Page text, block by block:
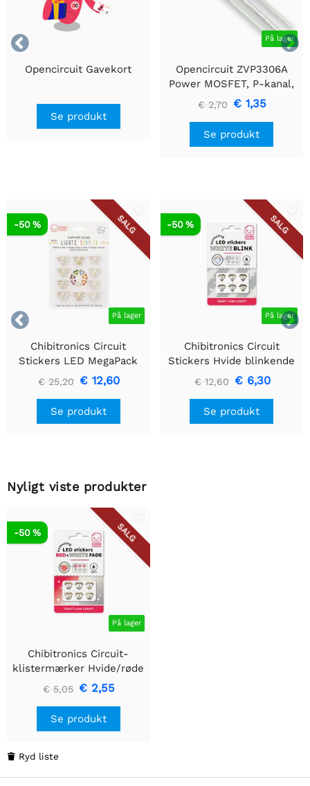


Opencircuit Gavekort
Se produkt
På lager
Opencircuit ZVP3306A
Power MOSFET, P-kanal,
60V, 160mA, 14 Ohm, E
Line - Gennemgående hul
€ 2,70 € 1,35
Se produkt


SALG
På lager
-50 %
Chibitronics Circuit
Stickers LED MegaPack
(30 stickers) - Rød, Gul,
Blå, Pink, Orange, Grøn og
Hvid
€ 25,20 € 12,60
Se produkt
SALG
På lager
-50 %
Chibitronics Circuit
Stickers Hvide blinkende
LED'er (6 stickers)
€ 12,60 € 6,30
Se produkt
Nyligt viste produkter
SALG
På lager
-50 %
Chibitronics Circuit-
klistermærker Hvide/røde
hjerte-LED'er (6
klistermærker)
€ 5,05 € 2,55
Se produkt
 Ryd liste